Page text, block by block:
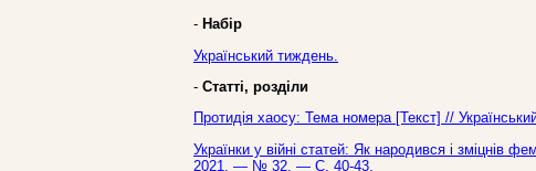
- Набір
Український тиждень.
- Статті, розділи
Протидія хаосу: Тема номера [Текст] //
Українки у війні статей: Як народився і зміцнів
2021. — № 32. — С. 40-43.